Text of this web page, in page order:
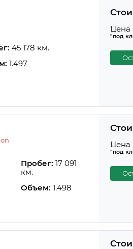
45 178 км.
1.497
Цена
"под
Пробег: 17 091
км.
Объем: 1.498
Цена
"под